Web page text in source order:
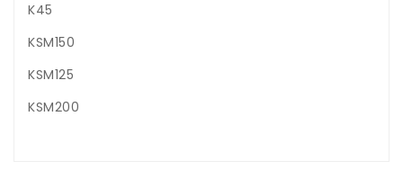
K45
KSM150
KSM125
KSM200